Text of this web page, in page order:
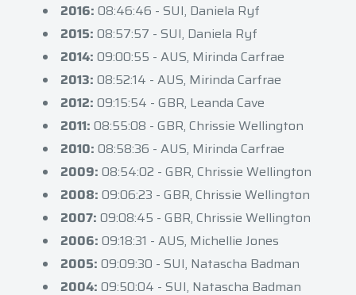
2016: 08:46:46 - SUI, Daniela Ryf
2015: 08:57:57 - SUI, Daniela Ryf
2014: 09:00:55 - AUS, Mirinda Carfrae
2013: 08:52:14 - AUS, Mirinda Carfrae
2012: 09:15:54 - GBR, Leanda Cave
2011: 08:55:08 - GBR, Chrissie Wellington
2010: 08:58:36 - AUS, Mirinda Carfrae
2009: 08:54:02 - GBR, Chrissie Wellington
2008: 09:06:23 - GBR, Chrissie Wellington
2007: 09:08:45 - GBR, Chrissie Wellington
2006: 09:18:31 - AUS, Michellie Jones
2005: 09:09:30 - SUI, Natascha Badman
2004: 09:50:04 - SUI, Natascha Badman